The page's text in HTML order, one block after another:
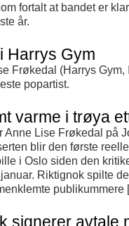
fortalt at bandet er
år.
Harrys Gym
Frøkedal (Harrys Gym,
popartist.
varme i trøya
Anne Lise Frøkedal på
blir den første
i Oslo siden den
Riktignok spilte
signerer avtale